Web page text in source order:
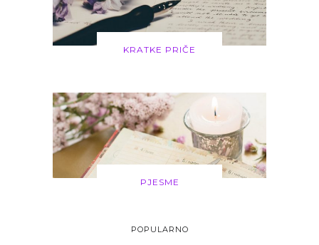
KRATKE PRIČE
PJESME
POPULARNO